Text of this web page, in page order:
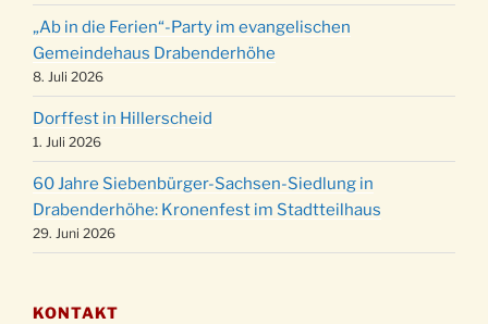
24.12.
Weihnachtsgottesdienst in der Kirche um
15:00 Uhr
24.12.
Weihnachtsgottesdienst in der Kirche um
18:00 Uhr
24.12.
Christmette mit der ev. Jugend in der Kirche
um 23:00 Uhr
31.12.
Gottesdienst zu Silvester in der Kirche um
18:00 Uhr
„Ab in die Ferien“-Party im evangelischen
Gemeindehaus Drabenderhöhe
8. Juli 2026
Dorffest in Hillerscheid
1. Juli 2026
60 Jahre Siebenbürger-Sachsen-Siedlung in
Drabenderhöhe: Kronenfest im Stadtteilhaus
29. Juni 2026
KONTAKT